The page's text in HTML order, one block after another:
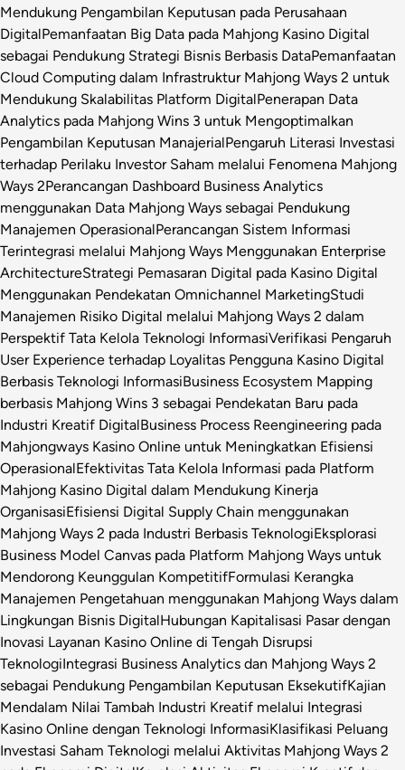
Mendukung Pengambilan Keputusan pada Perusahaan
DigitalPemanfaatan Big Data pada Mahjong Kasino Digital
sebagai Pendukung Strategi Bisnis Berbasis DataPemanfaatan
Cloud Computing dalam Infrastruktur Mahjong Ways 2 untuk
Mendukung Skalabilitas Platform DigitalPenerapan Data
Analytics pada Mahjong Wins 3 untuk Mengoptimalkan
Pengambilan Keputusan ManajerialPengaruh Literasi Investasi
terhadap Perilaku Investor Saham melalui Fenomena Mahjong
Ways 2Perancangan Dashboard Business Analytics
menggunakan Data Mahjong Ways sebagai Pendukung
Manajemen OperasionalPerancangan Sistem Informasi
Terintegrasi melalui Mahjong Ways Menggunakan Enterprise
ArchitectureStrategi Pemasaran Digital pada Kasino Digital
Menggunakan Pendekatan Omnichannel MarketingStudi
Manajemen Risiko Digital melalui Mahjong Ways 2 dalam
Perspektif Tata Kelola Teknologi InformasiVerifikasi Pengaruh
User Experience terhadap Loyalitas Pengguna Kasino Digital
Berbasis Teknologi InformasiBusiness Ecosystem Mapping
berbasis Mahjong Wins 3 sebagai Pendekatan Baru pada
Industri Kreatif DigitalBusiness Process Reengineering pada
Mahjongways Kasino Online untuk Meningkatkan Efisiensi
OperasionalEfektivitas Tata Kelola Informasi pada Platform
Mahjong Kasino Digital dalam Mendukung Kinerja
OrganisasiEfisiensi Digital Supply Chain menggunakan
Mahjong Ways 2 pada Industri Berbasis TeknologiEksplorasi
Business Model Canvas pada Platform Mahjong Ways untuk
Mendorong Keunggulan KompetitifFormulasi Kerangka
Manajemen Pengetahuan menggunakan Mahjong Ways dalam
Lingkungan Bisnis DigitalHubungan Kapitalisasi Pasar dengan
Inovasi Layanan Kasino Online di Tengah Disrupsi
TeknologiIntegrasi Business Analytics dan Mahjong Ways 2
sebagai Pendukung Pengambilan Keputusan EksekutifKajian
Mendalam Nilai Tambah Industri Kreatif melalui Integrasi
Kasino Online dengan Teknologi InformasiKlasifikasi Peluang
Investasi Saham Teknologi melalui Aktivitas Mahjong Ways 2